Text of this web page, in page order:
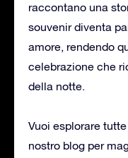
raccontano una
souvenir diventa
amore, rendendo
celebrazione che
della notte.
Vuoi esplorare
nostro blog per